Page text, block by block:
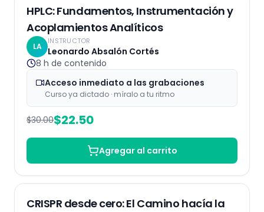
25% OFF Grabaciones
HPLC: Fundamentos, Instrumentación y
Acoplamientos Analíticos
LA
INSTRUCTOR
Leonardo Absalón Cortés
8 h de contenido
Acceso inmediato a las grabaciones
Curso ya dictado · míralo a tu ritmo
$30.00$22.50
Agregar al carrito
Grabado
CRISPR desde cero: El Camino hacía la